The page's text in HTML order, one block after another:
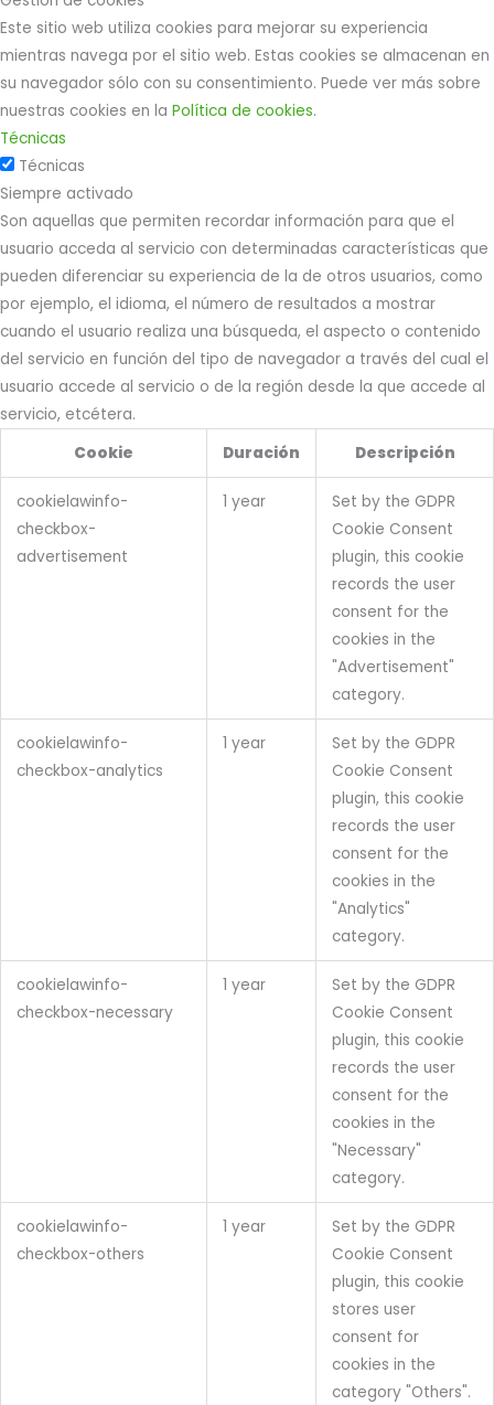
Este sitio web utiliza cookies para mejorar su experiencia
mientras navega por el sitio web. Estas cookies se almacenan en
su navegador sólo con su consentimiento. Puede ver más sobre
nuestras cookies en la Política de cookies.
Técnicas
Técnicas
Siempre activado
Son aquellas que permiten recordar información para que el
usuario acceda al servicio con determinadas características que
pueden diferenciar su experiencia de la de otros usuarios, como
por ejemplo, el idioma, el número de resultados a mostrar
cuando el usuario realiza una búsqueda, el aspecto o contenido
del servicio en función del tipo de navegador a través del cual el
usuario accede al servicio o de la región desde la que accede al
servicio, etcétera.
Cookie
Duración Descripción
cookielawinfo-
checkbox-
advertisement
1 year
Set by the GDPR
Cookie Consent
plugin, this cookie
records the user
consent for the
cookies in the
"Advertisement"
category.
cookielawinfo-
checkbox-analytics
1 year
Set by the GDPR
Cookie Consent
plugin, this cookie
records the user
consent for the
cookies in the
"Analytics"
category.
cookielawinfo-
checkbox-necessary
1 year
Set by the GDPR
Cookie Consent
plugin, this cookie
records the user
consent for the
cookies in the
"Necessary"
category.
cookielawinfo-
checkbox-others
1 year
Set by the GDPR
Cookie Consent
plugin, this cookie
stores user
consent for
cookies in the
category "Others".